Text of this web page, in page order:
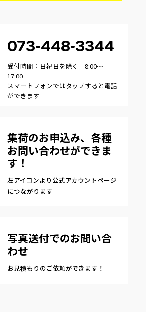
073-448-3344
受付時間：日祝日を除く 8:00～
17:00
スマートフォンではタップすると電話
ができます
集荷のお申込み、各種
お問い合わせができま
す！
左アイコンより公式アカウントページ
につながります
写真送付でのお問い合
わせ
お見積もりのご依頼ができます！